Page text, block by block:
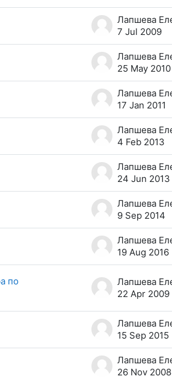
7 Jul 2009
25 May 2010
17 Jan 2011
4 Feb 2013
24 Jun 2013
9 Sep 2014
19 Aug 2016
по
22 Apr 2009
15 Sep 2015
26 Nov 2008